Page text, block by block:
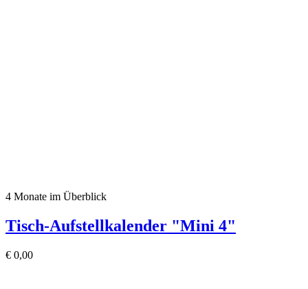
4 Monate im Überblick
Tisch-Aufstellkalender "Mini 4"
€ 0,00